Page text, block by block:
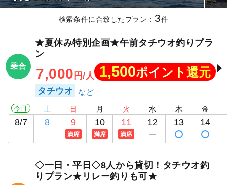
検索条件に合致したプラン： 3件
乗合
★夏休み特別企画★午前タチウオ釣りプラ
ン
7,000 円/人 1,500ポイント還元
タチウオ
今日
8/7
土
8
日
9
満席
月
10
満席
火
11
満席
水
12
木
13
金
14
◇一日・平日◇8人から貸切！タチウオ釣
りプラン★リレー釣りも可★